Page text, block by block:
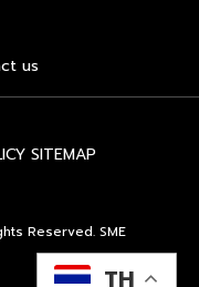
มี่ไก่แซ่บไซส์ M ราคา
[…]us
SITEMAP
Reserved. SME
TH